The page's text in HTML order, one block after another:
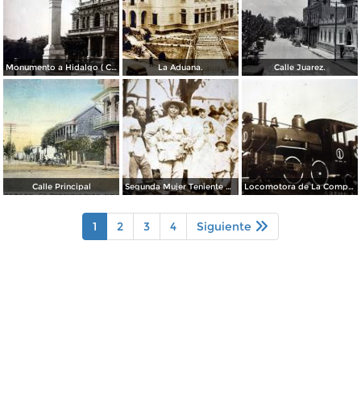
Monumento a Hidalgo ( Circulada el 2 de Marzo de 1926 ). La Aduana. Calle Juarez.
Calle Principal Segunda Mujer Teniente Durante La Revolucion Mexicana. Locomotora de La Compania Consolidada S.A.
1 2 3 4 Siguiente